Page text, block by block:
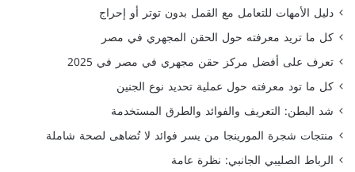
دليل الأمهات للتعامل مع القمل بدون توتر أو إحراج
كل ما تريد معرفته حول الحقن المجهري في مصر
تعرف على أفضل مركز حقن مجهري في مصر في 2025
كل ما تود معرفته حول عملية تحديد نوع الجنين
شد البطن: التعريف والفوائد والطرق المستخدمة
منتجات شجرة المورينجا من يسر فوائد لا تُضاهى لصحة شاملة
الرباط الصليبي الجانبي: نظرة عامة